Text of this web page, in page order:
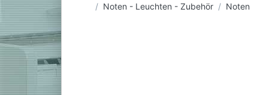
Startseite
Noten - Leuchten - Zubehör Noten